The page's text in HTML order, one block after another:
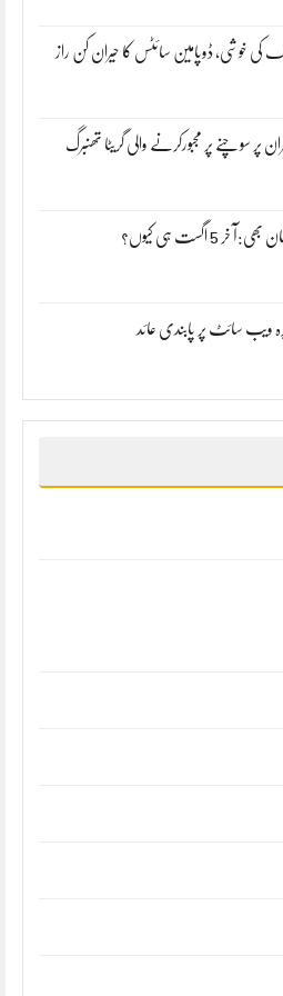
کی خوشی، ڈوپامین سائٹس کا حیران کن راز
پر سوچنے پر مجبورکرنے والی گریٹا تھنبرگ
5 اگست ہی کیوں؟
ویب سائٹ پر پابندی عائد